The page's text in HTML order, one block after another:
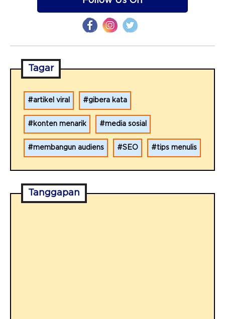
Tagar
artikel viral gibera kata
konten menarik media sosial
membangun audiens SEO tips menulis
Tanggapan